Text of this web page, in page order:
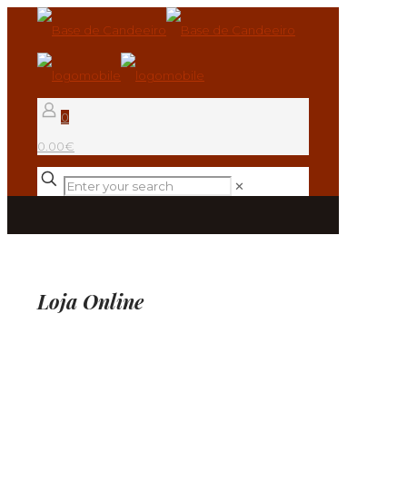
0
0.00€
✕
Loja Online